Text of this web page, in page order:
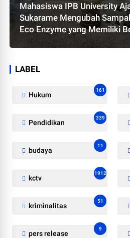
Mahasiswa IPB University
Sukarame Mengubah
Eco Enzyme yang Memiliki
LABEL
Hukum
161
Pendidikan
339
budaya
11
kctv
1912
kriminalitas
51
pers release
9